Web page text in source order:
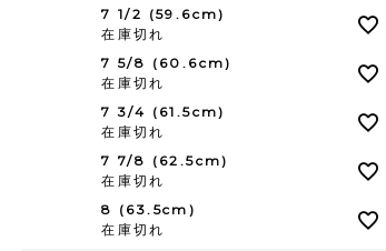
7 1/2 (59.6cm)
在庫切れ
7 5/8 (60.6cm)
在庫切れ
7 3/4 (61.5cm)
在庫切れ
7 7/8 (62.5cm)
在庫切れ
8 (63.5cm)
在庫切れ